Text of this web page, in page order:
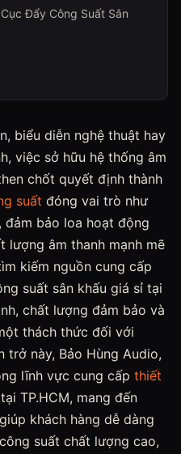
Đẩy Công Suất Sân
biểu diễn nghệ thuật hay
việc sở hữu hệ thống âm
chốt quyết định thành
suất đóng vai trò như
đảm bảo loa hoạt động
lượng âm thanh mạnh mẽ
kiếm nguồn cung cấp
suất sân khấu giá sỉ tại
chất lượng đảm bảo và
thách thức đối với
trở này, Bảo Hùng Audio,
lĩnh vực cung cấp thiết
TP.HCM, mang đến
khách hàng dễ dàng
suất chất lượng cao,